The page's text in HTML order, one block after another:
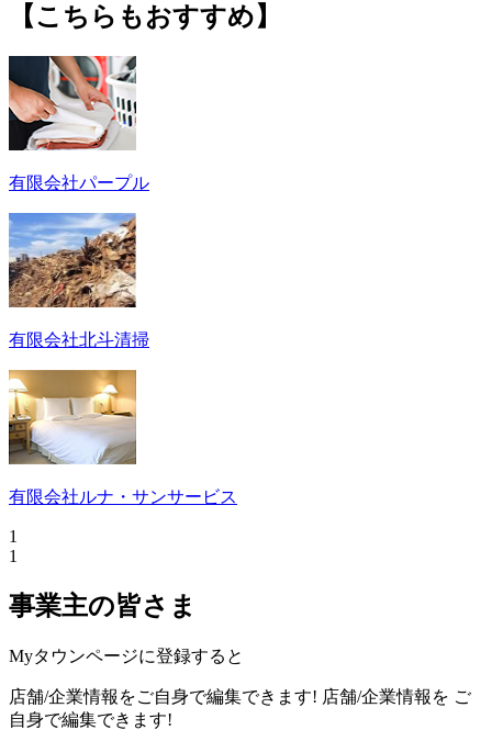
【こちらもおすすめ】
有限会社パープル
有限会社北斗清掃
有限会社ルナ・サンサービス
1
1
事業主の皆さま
Myタウンページに登録すると
店舗/企業情報をご自身で編集できます! 店舗/企業情報を ご
自身で編集できます!